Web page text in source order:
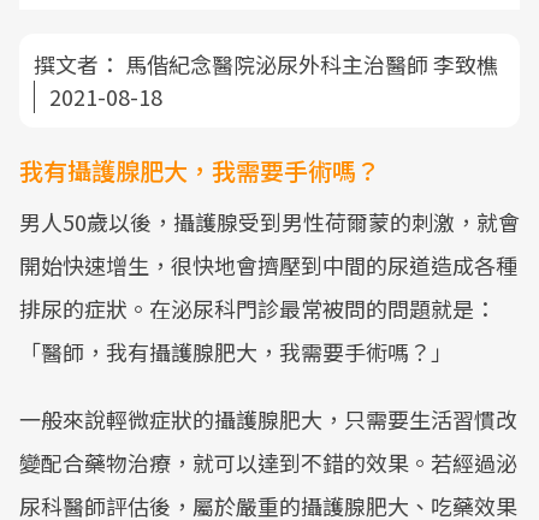
撰文者： 馬偕紀念醫院泌尿外科主治醫師 李致樵
2021-08-18
我有攝護腺肥大，我需要手術嗎？
男人50歲以後，攝護腺受到男性荷爾蒙的刺激，就會
開始快速增生，很快地會擠壓到中間的尿道造成各種
排尿的症狀。在泌尿科門診最常被問的問題就是：
「醫師，我有攝護腺肥大，我需要手術嗎？」
一般來說輕微症狀的攝護腺肥大，只需要生活習慣改
變配合藥物治療，就可以達到不錯的效果。若經過泌
尿科醫師評估後，屬於嚴重的攝護腺肥大、吃藥效果